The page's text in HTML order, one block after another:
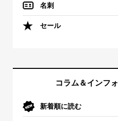
名刺
セール
コラム＆インフォ
新着順に読む